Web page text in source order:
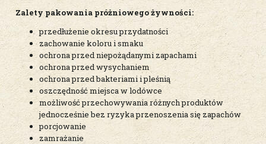
Zalety pakowania próżniowego żywności:
przedłużenie okresu przydatności
zachowanie koloru i smaku
ochrona przed niepożądanymi zapachami
ochrona przed wysychaniem
ochrona przed bakteriami i pleśnią
oszczędność miejsca w lodówce
możliwość przechowywania różnych produktów
jednocześnie bez ryzyka przenoszenia się zapachów
porcjowanie
zamrażanie